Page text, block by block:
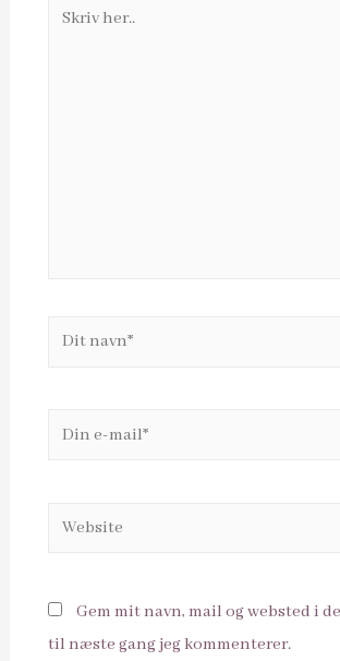
Dit
Din
Website
Gem mit navn, mail og websted i
til næste gang jeg kommenterer.